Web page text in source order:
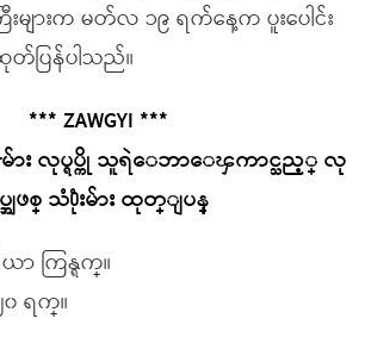
ျားက မတ်လ ၁၉ ရက်နေ့က ပူးပေါင်း
ပြန်ပါသည်။
*** ZAWGYI ***
မ်ား လုပ္ရပ္ကို သူရဲေဘာေၾကာင္သည့္ လု
ပ္အျဖစ္ သံ႐ုံးမ်ား ထုတ္ျပန္
ကြန္ရက္။
၀ ရက္။